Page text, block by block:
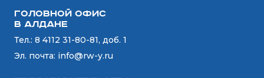
Головной офис
в Алдане
Тел.: 8 4112 31-80-81, доб. 1
Эл. почта: info@rw-y.ru